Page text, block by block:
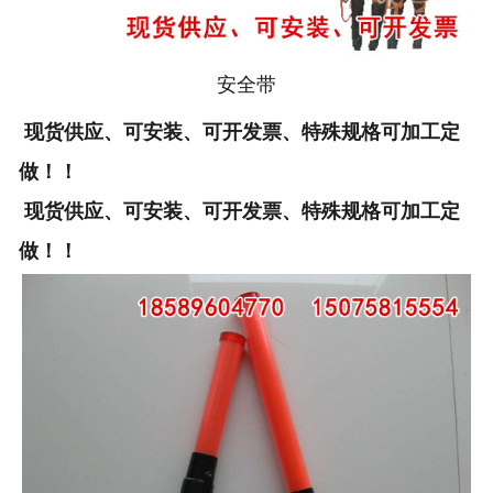
安全带
现货供应、可安装、可开发票、特殊规格可加工定
做！！
现货供应、可安装、可开发票、特殊规格可加工定
做！！